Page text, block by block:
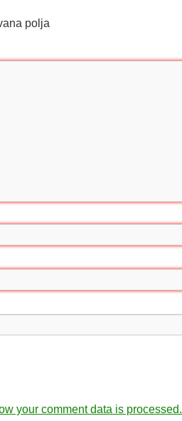
polja
your comment data is processed.